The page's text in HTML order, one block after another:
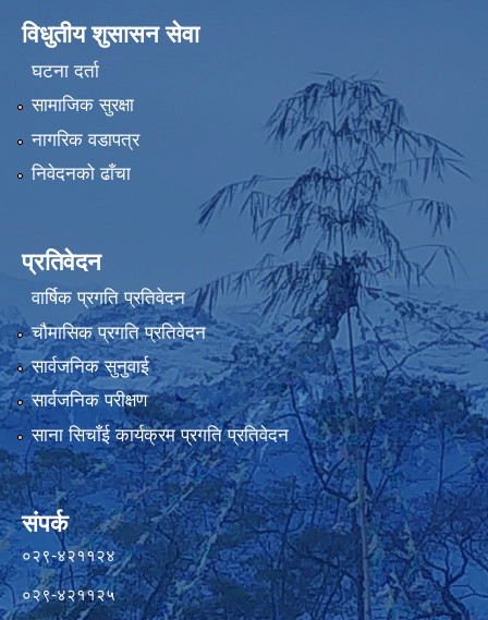
विधुतीय शुसासन सेवा
घटना दर्ता
सामाजिक सुरक्षा
नागरिक वडापत्र
निवेदनको ढाँचा
प्रतिवेदन
वार्षिक प्रगति प्रतिवेदन
चौमासिक प्रगति प्रतिवेदन
सार्वजनिक सुनुवाई
सार्वजनिक परीक्षण
साना सिचाँई कार्यक्रम प्रगति प्रतिवेदन
संपर्क
०२९-४२११२४
०२९-४२११२५